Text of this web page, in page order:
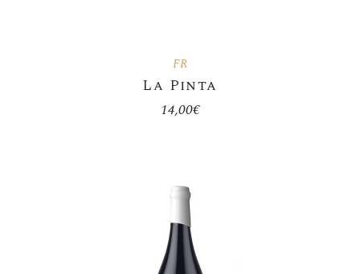
FR
La Pinta
14,00€